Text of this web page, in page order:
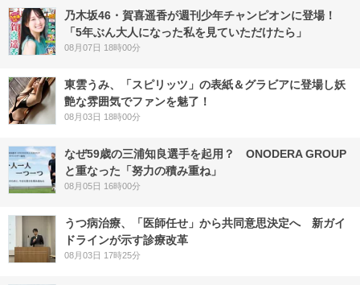
乃木坂46・賀喜遥香が週刊少年チャンピオンに登場！
「5年ぶん大人になった私を見ていただけたら」
08月07日 18時00分
東雲うみ、「スピリッツ」の表紙＆グラビアに登場し妖
艶な雰囲気でファンを魅了！
08月03日 18時00分
なぜ59歳の三浦知良選手を起用？ ONODERA GROUP
と重なった「努力の積み重ね」
08月05日 16時00分
うつ病治療、「医師任せ」から共同意思決定へ 新ガイ
ドラインが示す診療改革
08月03日 17時25分